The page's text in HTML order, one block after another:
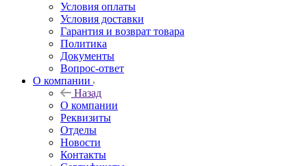
Условия оплаты
Условия доставки
Гарантия и возврат товара
Политика
Документы
Вопрос-ответ
О компании
Назад
О компании
Реквизиты
Отделы
Новости
Контакты